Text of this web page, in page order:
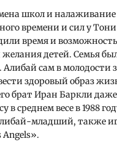
школ и налаживание
времени и сил у
время и
желания детей. Семья
Алибай сам в молодости
здоровый образ
брат Иран Баркли
в среднем весе в 1988
младший, также
Angels».